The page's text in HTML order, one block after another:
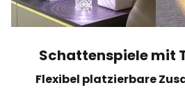
Schattenspiele mit
Flexibel platzierbare